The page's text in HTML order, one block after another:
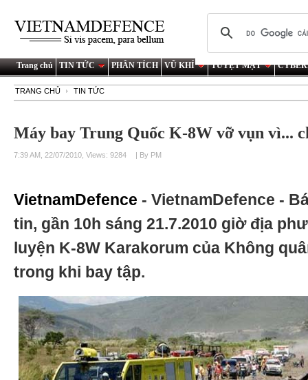
Trang chủ TIN TỨC PHÂN TÍCH VŨ KHÍ TUYỆT MẬT
TRANG CHỦ TIN TỨC
Máy bay Trung Quốc K-8W vỡ vụn vì...
7:39 AM, 22/07/2010, Views: 9284 | By PM
VietnamDefence - VietnamDefence -
tin, gần 10h sáng 21.7.2010 giờ địa
luyện K-8W Karakorum của Không
trong khi bay tập.